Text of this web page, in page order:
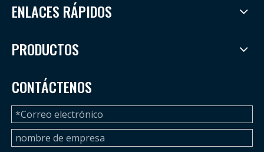
ENLACES RÁPIDOS
PRODUCTOS
CONTÁCTENOS